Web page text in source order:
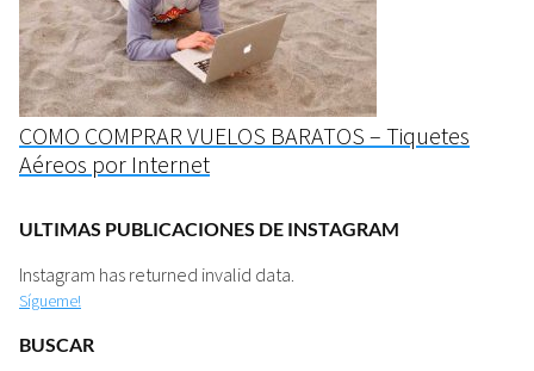
COMO COMPRAR VUELOS BARATOS – Tiquetes
Aéreos por Internet
ULTIMAS PUBLICACIONES DE INSTAGRAM
Instagram has returned invalid data.
Sígueme!
BUSCAR